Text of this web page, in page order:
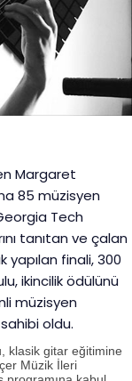
Margaret
85 müzisyen
Tech
tanıtan ve çalan
yapılan finali, 300
ikincilik ödülünü
müzisyen
oldu.
klasik gitar eğitimine
Müzik İleri